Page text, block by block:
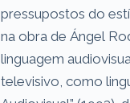
pressupostos do
na obra de Ángel
linguagem
televisivo, como